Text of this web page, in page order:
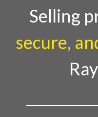
Country Director Ray
Selling
secure,